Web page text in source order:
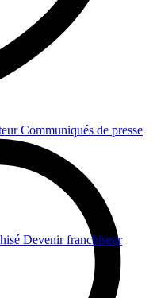
Communiqués de presse
Devenir franchiseur